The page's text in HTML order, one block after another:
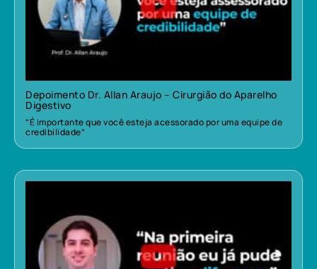
Depoimento Dr. Allan Araujo – Cirurgião do Aparelho
Digestivo
“É importante que você esteja acessorado por uma equipe de
credibilidade”